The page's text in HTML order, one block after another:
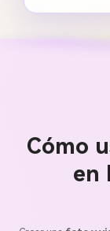
Cómo
en